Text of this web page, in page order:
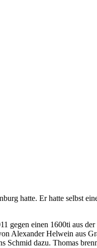
hatte. Er hatte selbst
gegen einen 1600ti aus
Alexander Helwein aus
dazu. Thomas